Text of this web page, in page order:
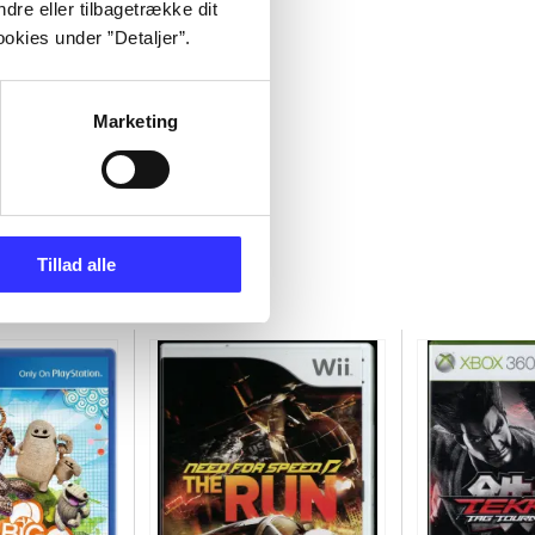
eller tilbagetrække dit
under ”Detaljer”.
Marketing
Tillad alle